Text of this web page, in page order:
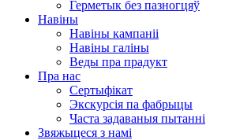
Герметык без пазногцяў
Навіны
Навіны кампаніі
Навіны галіны
Веды пра прадукт
Пра нас
Сертыфікат
Экскурсія па фабрыцы
Часта задаваныя пытанні
Звяжыцеся з намі